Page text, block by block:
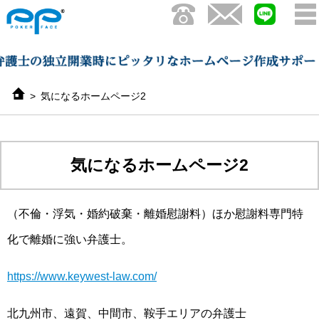
気になるホームページ2
気になるホームページ2
（不倫・浮気・婚約破棄・離婚慰謝料）ほか慰謝料専門特
化で離婚に強い弁護士。
https://www.keywest-law.com/
北九州市、遠賀、中間市、鞍手エリアの弁護士